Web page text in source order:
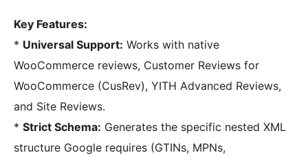
Key Features:
* Universal Support: Works with native
WooCommerce reviews, Customer Reviews for
WooCommerce (CusRev), YITH Advanced Reviews,
and Site Reviews.
* Strict Schema: Generates the specific nested XML
structure Google requires (GTINs, MPNs,